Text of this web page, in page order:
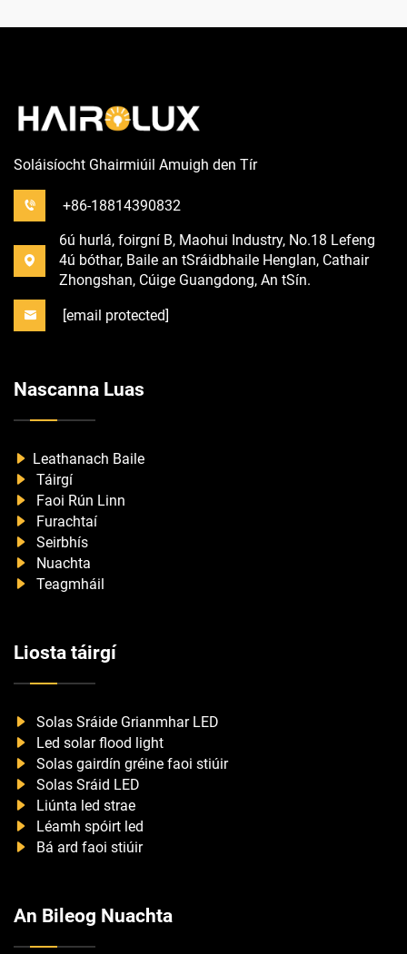
Soláisíocht Ghairmiúil Amuigh den Tír
+86-18814390832
6ú hurlá, foirgní B, Maohui Industry, No.18 Lefeng
4ú bóthar, Baile an tSráidbhaile Henglan, Cathair
Zhongshan, Cúige Guangdong, An tSín.
[email protected]
Nascanna Luas
Leathanach Baile
Táirgí
Faoi Rún Linn
Furachtaí
Seirbhís
Nuachta
Teagmháil
Liosta táirgí
Solas Sráide Grianmhar LED
Led solar flood light
Solas gairdín gréine faoi stiúir
Solas Sráid LED
Liúnta led strae
Léamh spóirt led
Bá ard faoi stiúir
An Bileog Nuachta